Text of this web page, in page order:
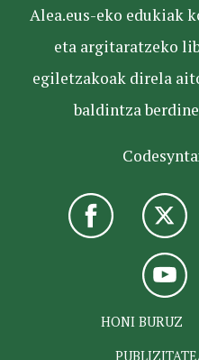
Alea.eus-eko edukiak
eta argitaratzeko
egiletzakoak direla
baldintza
HONI BURUZ